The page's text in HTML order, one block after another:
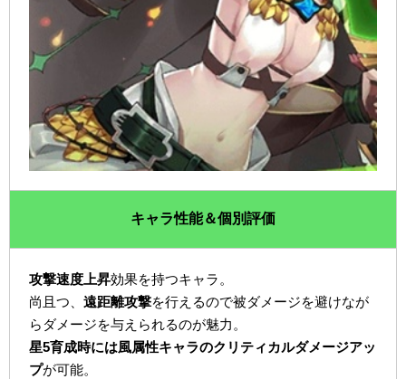
キャラ性能＆個別評価
攻撃速度上昇効果を持つキャラ。
尚且つ、遠距離攻撃を行えるので被ダメージを避けなが
らダメージを与えられるのが魅力。
星5育成時には風属性キャラのクリティカルダメージアッ
プが可能。